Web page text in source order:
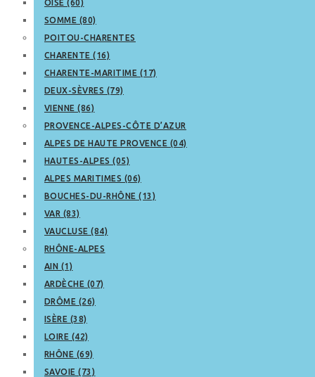
OISE (60)
SOMME (80)
POITOU-CHARENTES
CHARENTE (16)
CHARENTE-MARITIME (17)
DEUX-SÈVRES (79)
VIENNE (86)
PROVENCE-ALPES-CÔTE D’AZUR
ALPES DE HAUTE PROVENCE (04)
HAUTES-ALPES (05)
ALPES MARITIMES (06)
BOUCHES-DU-RHÔNE (13)
VAR (83)
VAUCLUSE (84)
RHÔNE-ALPES
AIN (1)
ARDÈCHE (07)
DRÔME (26)
ISÈRE (38)
LOIRE (42)
RHÔNE (69)
SAVOIE (73)